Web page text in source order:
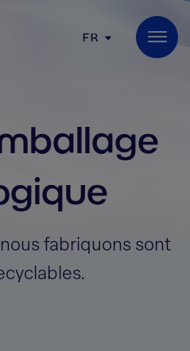
FR
fabriquons sont